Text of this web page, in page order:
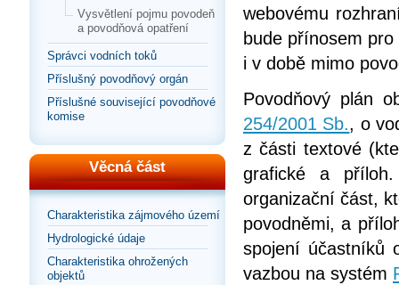
Vysvětlení pojmu povodeň
a povodňová opatření
Správci vodních toků
Příslušný povodňový orgán
Příslušné související povodňové
komise
Věcná část
Charakteristika zájmového území
Hydrologické údaje
Charakteristika ohrožených
objektů
webovému
bude přínosem
i v době mimo
Povodňový plán
254/2001 Sb., o
z části textové
grafické a
organizační část,
povodněmi, a
spojení účastníků
vazbou na systém